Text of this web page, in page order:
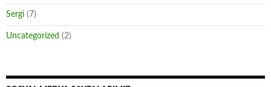
Sergi (7)
Uncategorized (2)